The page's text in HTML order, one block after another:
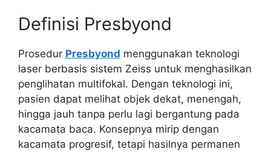
Definisi Presbyond
Prosedur Presbyond menggunakan teknologi
laser berbasis sistem Zeiss untuk menghasilkan
penglihatan multifokal. Dengan teknologi ini,
pasien dapat melihat objek dekat, menengah,
hingga jauh tanpa perlu lagi bergantung pada
kacamata baca. Konsepnya mirip dengan
kacamata progresif, tetapi hasilnya permanen